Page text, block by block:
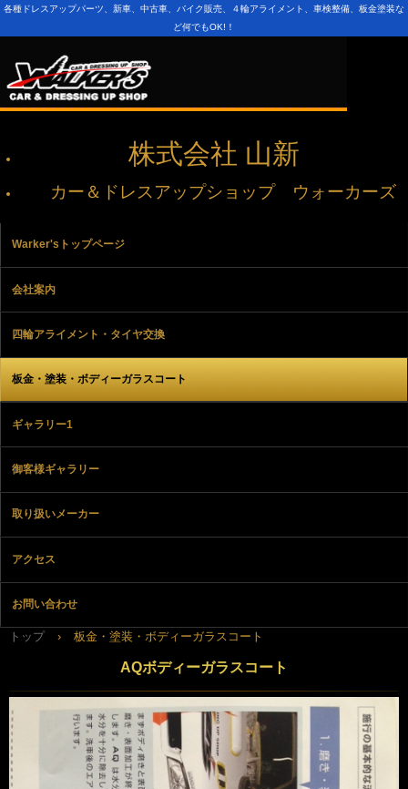
各種ドレスアップパーツ、新車、中古車、バイク販売、４輪アライメント、車検整備、板金塗装な
ど何でもOK!！
株式会社 山新
カー＆ドレスアップショップ ウォーカーズ
Warker'sトップページ
会社案内
四輪アライメント・タイヤ交換
板金・塗装・ボディーガラスコート
ギャラリー1
御客様ギャラリー
取り扱いメーカー
アクセス
お問い合わせ
トップ › 板金・塗装・ボディーガラスコート
AQボディーガラスコート